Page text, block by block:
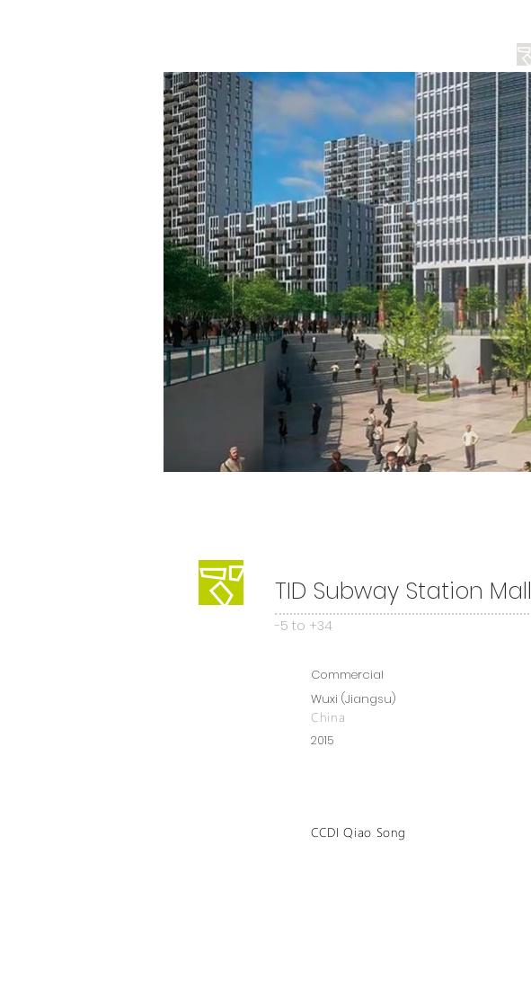
TID Subway Station Mall
-5 to +34
Commercial
Wuxi (Jiangsu)
China
2015
CCDI Qiao Song